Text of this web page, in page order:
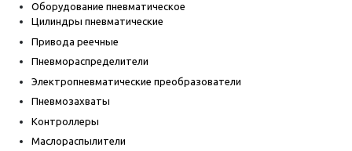
Оборудование пневматическое
Цилиндры пневматические
Привода реечные
Пневмораспределители
Электропневматические преобразователи
Пневмозахваты
Контроллеры
Маслораспылители